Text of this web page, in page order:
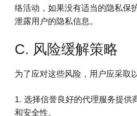
络活动，如果没有适当的隐私保
泄露用户的隐私信息。
C. 风险缓解策略
为了应对这些风险，用户应采取
1. 选择信誉良好的代理服务提供
和安全性。